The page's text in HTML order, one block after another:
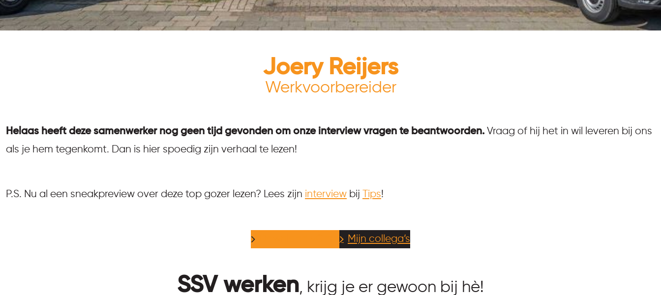
Joery Reijers
Werkvoorbereider
Helaas heeft deze samenwerker nog geen tijd gevonden om onze interview vragen te beantwoorden. Vraag of hij het in wil leveren bij ons
als je hem tegenkomt. Dan is hier spoedig zijn verhaal te lezen!
P.S. Nu al een sneakpreview over deze top gozer lezen? Lees zijn interview bij Tips!
Mijn collega’s
SSV werken, krijg je er gewoon bij hè!